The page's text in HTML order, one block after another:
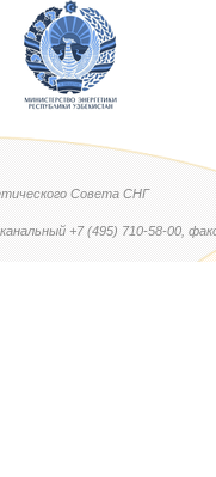
Совета СНГ
+7 (495) 710-58-00,